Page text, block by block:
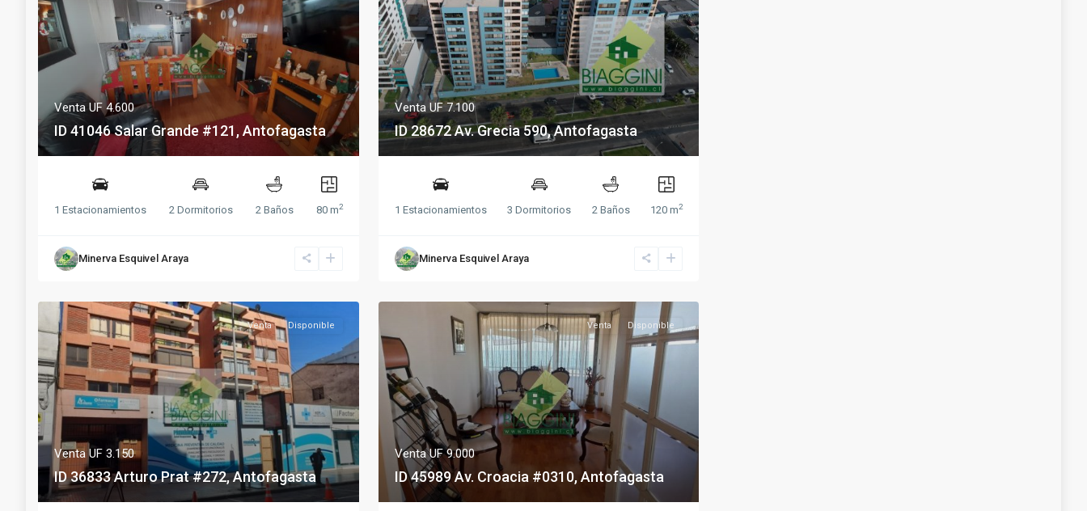
Venta UF 4.600
ID 41046 Salar Grande #121, Antofagasta
1 Estacionamientos 2 Dormitorios 2 Baños 80 m2
Minerva Esquivel Araya
VentaUF 7.100
ID 28672 Av. Grecia 590, Antofagasta
1 Estacionamientos 3 Dormitorios 2 Baños 120 m2
Minerva Esquivel Araya
Venta Disponible
Venta UF 3.150
ID 36833 Arturo Prat #272, Antofagasta
Venta Disponible
VentaUF 9.000
ID 45989 Av. Croacia #0310, Antofagasta